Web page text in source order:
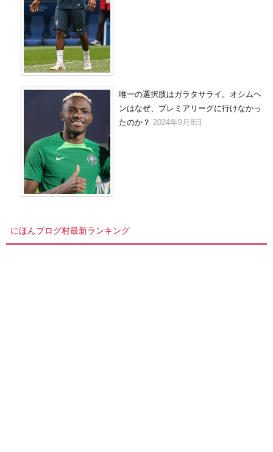
唯一の選択肢はガラタサライ。オシムヘ
ンはなぜ、プレミアリーグに行けなかっ
たのか？ 2024年9月8日
にほんブログ村最新ランキング